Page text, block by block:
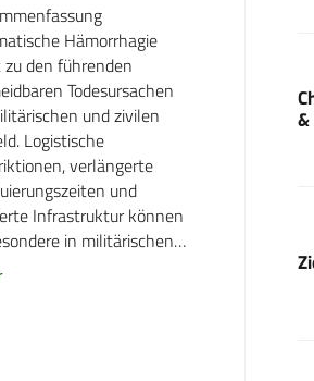
Hämorrhagie
den führenden
Todesursachen
und zivilen
Logistische
verlängerte
und
Infrastruktur können
in militärischen…
&